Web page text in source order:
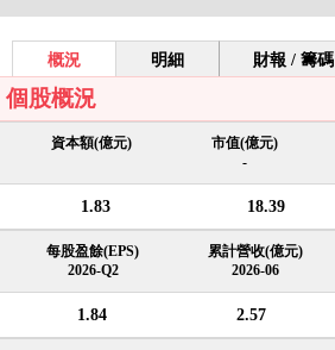
概況 明細 財報 / 籌碼
個股概況
資本額(億元)
市值(億元)
-
1.83 18.39
每股盈餘(EPS)
2026-Q2
累計營收(億元)
2026-06
1.84 2.57